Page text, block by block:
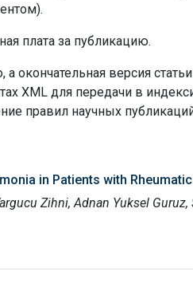
плата за публикацию.
окончательная версия
XML для передачи в
правил научных
in Patients with
Zihni, Adnan Yuksel Guruz,